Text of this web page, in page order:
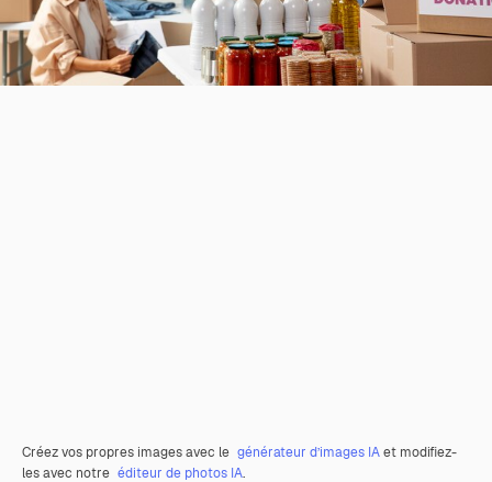
Créez vos propres images avec le générateur d’images IAet modifiez-
les avec notre éditeur de photos IA.